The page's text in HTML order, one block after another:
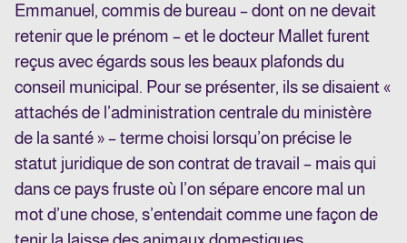
Emmanuel, commis de bureau – dont on ne devait
retenir que le prénom – et le docteur Mallet furent
reçus avec égards sous les beaux plafonds du
conseil municipal. Pour se présenter, ils se disaient «
attachés de l’administration centrale du ministère
de la santé » – terme choisi lorsqu’on précise le
statut juridique de son contrat de travail – mais qui
dans ce pays fruste où l’on sépare encore mal un
mot d’une chose, s’entendait comme une façon de